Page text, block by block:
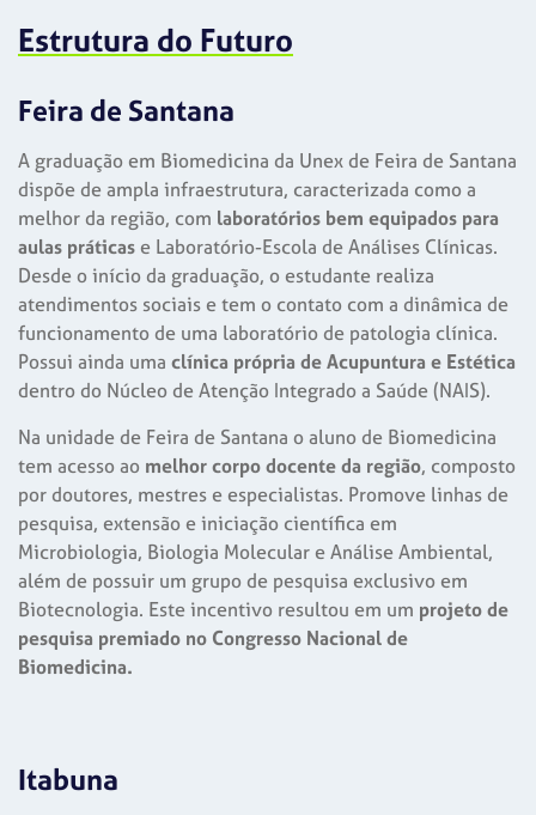
Estrutura do Futuro
Feira de Santana
A graduação em Biomedicina da Unex de Feira de Santana
dispõe de ampla infraestrutura, caracterizada como a
melhor da região, com laboratórios bem equipados para
aulas práticas e Laboratório-Escola de Análises Clínicas.
Desde o início da graduação, o estudante realiza
atendimentos sociais e tem o contato com a dinâmica de
funcionamento de uma laboratório de patologia clínica.
Possui ainda uma clínica própria de Acupuntura e Estética
dentro do Núcleo de Atenção Integrado a Saúde (NAIS).
Na unidade de Feira de Santana o aluno de Biomedicina
tem acesso ao melhor corpo docente da região, composto
por doutores, mestres e especialistas. Promove linhas de
pesquisa, extensão e iniciação científica em
Microbiologia, Biologia Molecular e Análise Ambiental,
além de possuir um grupo de pesquisa exclusivo em
Biotecnologia. Este incentivo resultou em um projeto de
pesquisa premiado no Congresso Nacional de
Biomedicina.
Itabuna